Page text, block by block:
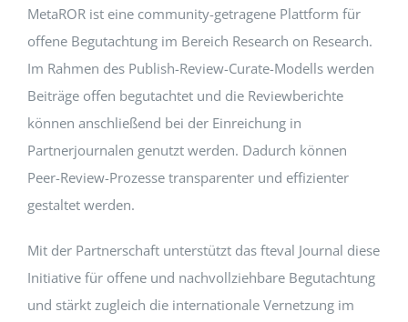
STANDARDS
LESENSWERTES
KONTAKT
MetaROR ist eine community-getragene Plattform für
offene Begutachtung im Bereich Research on Research.
Im Rahmen des Publish-Review-Curate-Modells werden
Beiträge offen begutachtet und die Reviewberichte
können anschließend bei der Einreichung in
Partnerjournalen genutzt werden. Dadurch können
Peer-Review-Prozesse transparenter und effizienter
gestaltet werden.
Mit der Partnerschaft unterstützt das fteval Journal diese
Initiative für offene und nachvollziehbare Begutachtung
und stärkt zugleich die internationale Vernetzung im